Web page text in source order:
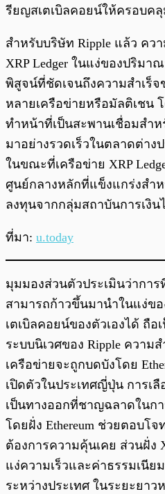
รียญสเตเบิลคอยน์ให้ครอบค
สำหรับบริษัท Ripple แล้ว คว
XRP Ledger ในแง่ของปริม
พิสูจน์ที่ชัดเจนถึงความสำเร็
หลายเครือข่ายหรือมัลติเชน
ทำหน้าที่เป็นสะพานเชื่อมสำ
มาอย่างรวดเร็วในตลาดต่าง
ในขณะที่เครือข่าย XRP
ศูนย์กลางหลักที่แข็งแกร่งสำห
ลงทุนจากกลุ่มสถาบันการเงิน
ที่มา: u.today
มุมมองส่วนตัวประเมินว่าการ
สามารถก้าวขึ้นมานำในแง่ข
เตเบิลคอยน์ของตัวเองได้
ระบบนิเวศของ Ripple ความ
เครือข่ายจะถูกบดบังโดย
เปิดตัวในประเทศญี่ปุ่น การเ
เป็นทางออกที่ชาญฉลาดในก
โดยฝั่ง Ethereum ช่วยตอบโ
ต้องการความคุ้นเคย ส่วนฝั่ง
แง่ความเร็วและค่าธรรมเนีย
ระหว่างประเทศ ในระยะยา